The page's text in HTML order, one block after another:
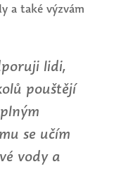
a také výzvám
lidi,
pouštějí
se učím
vody a